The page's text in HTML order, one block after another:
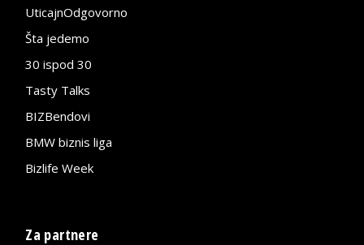
UticajnOdgovorno
Šta jedemo
30 ispod 30
Tasty Talks
BIZBendovi
BMW biznis liga
Bizlife Week
Za partnere